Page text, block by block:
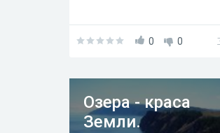
0 0
Озера - краса
Земли.